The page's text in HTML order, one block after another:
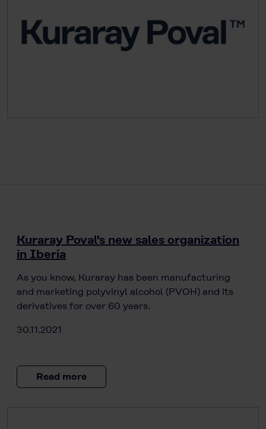
Kuraray Poval's new sales organization
in Iberia
As you know, Kuraray has been manufacturing
and marketing polyvinyl alcohol (PVOH) and its
derivatives for over 60 years.
30.11.2021
Read more